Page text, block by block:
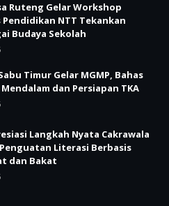
Ruteng Gelar Workshop
NTT Tekankan
Budaya Sekolah
Timur Gelar MGMP, Bahas
dan Persiapan TKA
Langkah Nyata Cakrawala
Literasi Berbasis
dan Bakat